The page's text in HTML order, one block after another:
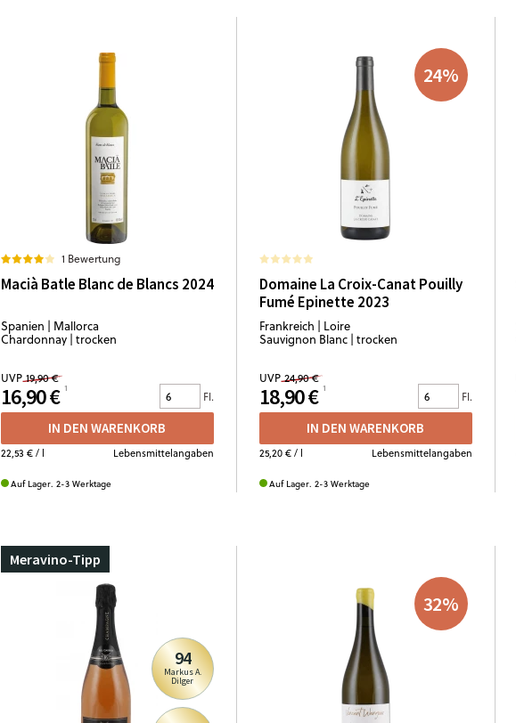
1 Bewertung
Macià Batle Blanc de Blancs 2024
Spanien | Mallorca
Chardonnay | trocken
UVP 19,90 €
16,90 € Fl.
IN DEN WARENKORB
22,53 €/ l Lebensmittelangaben
Auf Lager. 2-3 Werktage
24%
Domaine La Croix-Canat Pouilly
Fumé Epinette 2023
Frankreich | Loire
Sauvignon Blanc | trocken
UVP 24,90 €
18,90 € Fl.
IN DEN WARENKORB
25,20 €/ l Lebensmittelangaben
Auf Lager. 2-3 Werktage
Meravino-Tipp
94
Markus A.
Dilger
32%